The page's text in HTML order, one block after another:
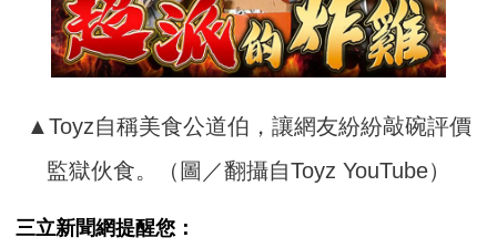
▲Toyz自稱美食公道伯，讓網友紛紛敲碗評價
監獄伙食。（圖／翻攝自Toyz YouTube）
三立新聞網提醒您：